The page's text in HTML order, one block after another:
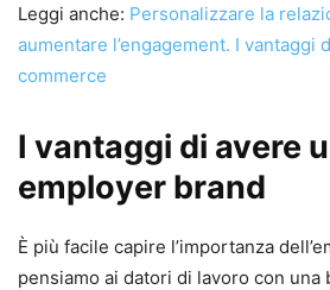
Leggi anche: Personalizzare la
aumentare l’engagement. I vantaggi
commerce
I vantaggi di avere
employer brand
È più facile capire l’importanza
pensiamo ai datori di lavoro con una